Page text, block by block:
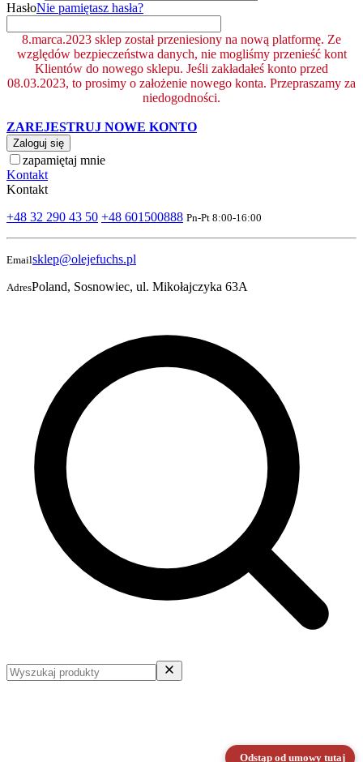
HasłoNie pamiętasz hasła?
8.marca.2023 sklep został przeniesiony na nową platformę. Ze
względów bezpieczeństwa danych, nie mogliśmy przenieść kont
Klientów do nowego sklepu. Jeśli zakładałeś konto przed
08.03.2023, to prosimy o założenie nowego konta. Przepraszamy za
niedogodności.
ZAREJESTRUJ NOWE KONTO
Zaloguj się
zapamiętaj mnie
Kontakt
Kontakt
+48 32 290 43 50 +48 601500888 Pn-Pt 8:00-16:00
Emailsklep@olejefuchs.pl
AdresPoland, Sosnowiec, ul. Mikołajczyka 63A
Odstąp od umowy tutaj